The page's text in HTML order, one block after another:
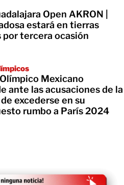
Open AKRON |
estará en tierras
por tercera ocasión
Mexicano
ante las acusaciones de la
excederse en su
rumbo a París 2024